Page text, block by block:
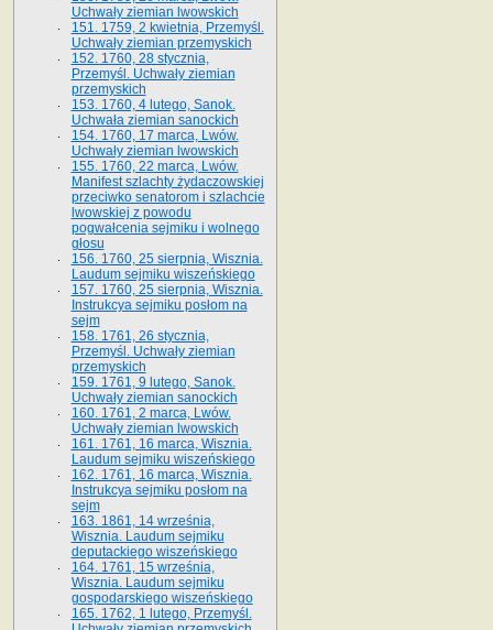
Uchwały ziemian lwowskich
151. 1759, 2 kwietnia, Przemyśl.
Uchwały ziemian przemyskich
152. 1760, 28 stycznia,
Przemyśl. Uchwały ziemian
przemyskich
153. 1760, 4 lutego, Sanok.
Uchwała ziemian sanockich
154. 1760, 17 marca, Lwów.
Uchwały ziemian lwowskich
155. 1760, 22 marca, Lwów.
Manifest szlachty żydaczowskiej
przeciwko senatorom i szlachcie
lwowskiej z po­wodu
pogwałcenia sejmiku i wolnego
głosu
156. 1760, 25 sierpnia, Wisznia.
Laudum sejmiku wiszeńskiego
157. 1760, 25 sierpnia, Wisznia.
Instrukcya sejmiku posłom na
sejm
158. 1761, 26 stycznia,
Przemyśl. Uchwały ziemian
przemyskich
159. 1761, 9 lutego, Sanok.
Uchwały ziemian sanockich
160. 1761, 2 marca, Lwów.
Uchwały ziemian lwowskich
161. 1761, 16 marca, Wisznia.
Laudum sejmiku wiszeńskiego
162. 1761, 16 marca, Wisznia.
Instrukcya sejmiku posłom na
sejm
163. 1861, 14 września,
Wisznia. Laudum sejmiku
deputackiego wiszeńskiego
164. 1761, 15 września,
Wisznia. Laudum sejmiku
gospodarskiego wiszeńskiego
165. 1762, 1 lutego, Przemyśl.